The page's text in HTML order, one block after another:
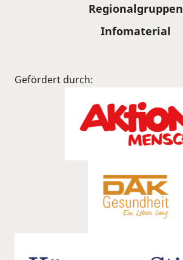
Regionalgruppen
Infomaterial
Gefördert durch: